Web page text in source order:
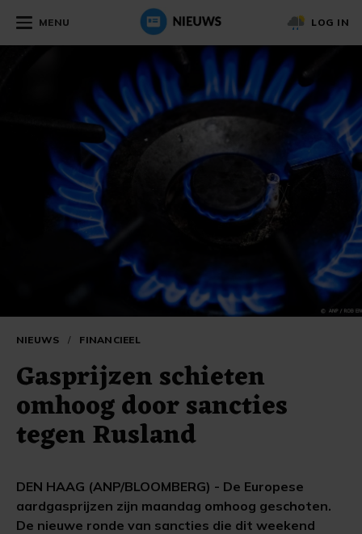
MENU LOG IN
NIEUWS / FINANCIEEL
Gasprijzen schieten
omhoog door sancties
tegen Rusland
DEN HAAG (ANP/BLOOMBERG) - De Europese
aardgasprijzen zijn maandag omhoog geschoten.
De nieuwe ronde van sancties die dit weekend